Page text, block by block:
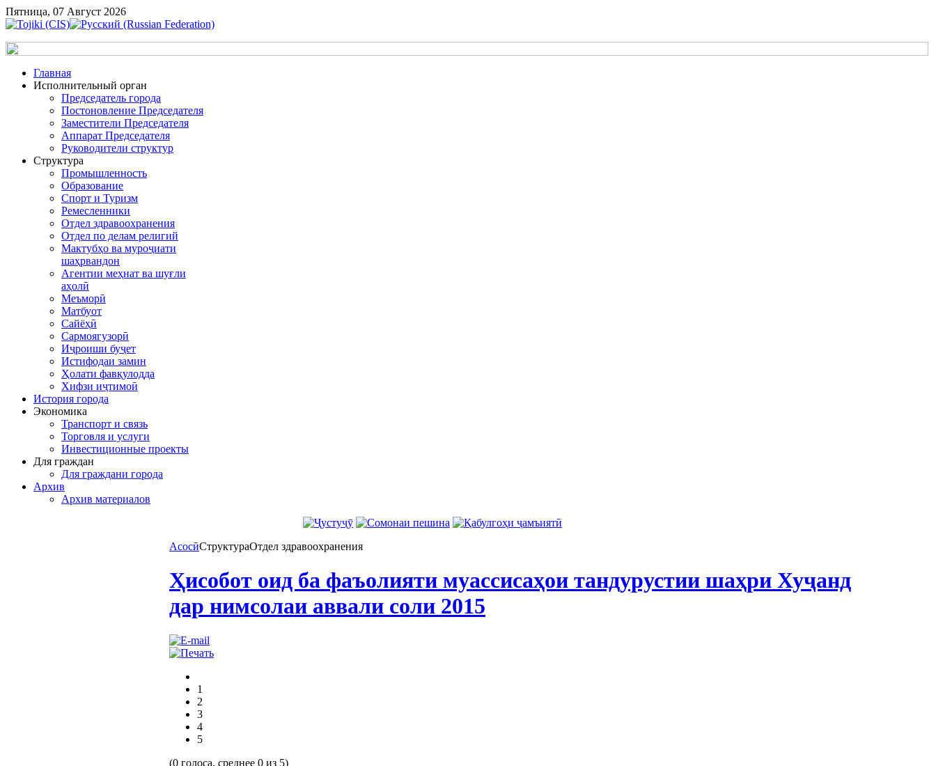
Пятница, 07 Август 2026
Главная
Исполнительный орган
Председатель города
Постоновление Председателя
Заместители Председателя
Аппарат Председателя
Руководители структур
Структура
Промышленность
Образование
Спорт и Туризм
Ремесленники
Отдел здравоохранения
Отдел по делам религий
Мактубҳо ва муроҷиати
шаҳрвандон
Агентии меҳнат ва шуғли
аҳолӣ
Меъморӣ
Матбуот
Сайёҳӣ
Сармоягузорӣ
Иҷроиши буҷет
Истифодаи замин
Ҳолати фавқулодда
Хифзи иҷтимоӣ
История города
Экономика
Транспорт и связь
Торговля и услуги
Инвестиционные проекты
Для граждан
Для граждани города
Архив
Архив материалов
АсосӣСтруктураОтдел здравоохранения
Ҳисобот оид ба фаъолияти муассисаҳои тандурустии шаҳри Хуҷанд
дар нимсолаи аввали соли 2015
1
2
3
4
5
(0 голоса, среднее 0 из 5)